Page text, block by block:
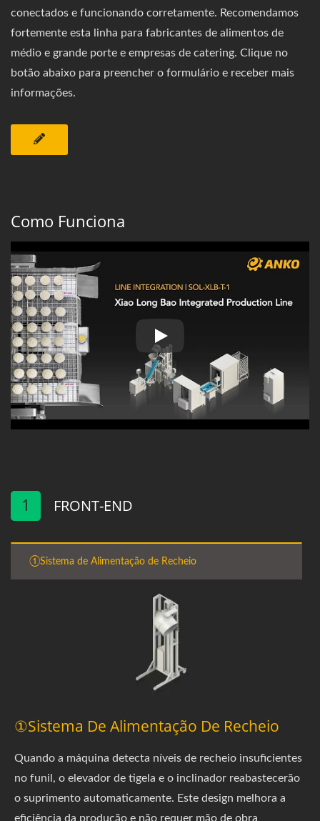
conectados e funcionando corretamente. Recomendamos
fortemente esta linha para fabricantes de alimentos de
médio e grande porte e empresas de catering. Clique no
botão abaixo para preencher o formulário e receber mais
informações.
Como Funciona
Linha de Produção Integrada
1 FRONT-END
①Sistema de Alimentação de Recheio
①Sistema De Alimentação De Recheio
Quando a máquina detecta níveis de recheio insuficientes
no funil, o elevador de tigela e o inclinador reabastecerão
o suprimento automaticamente. Este design melhora a
eficiência da produção e não requer mão de obra